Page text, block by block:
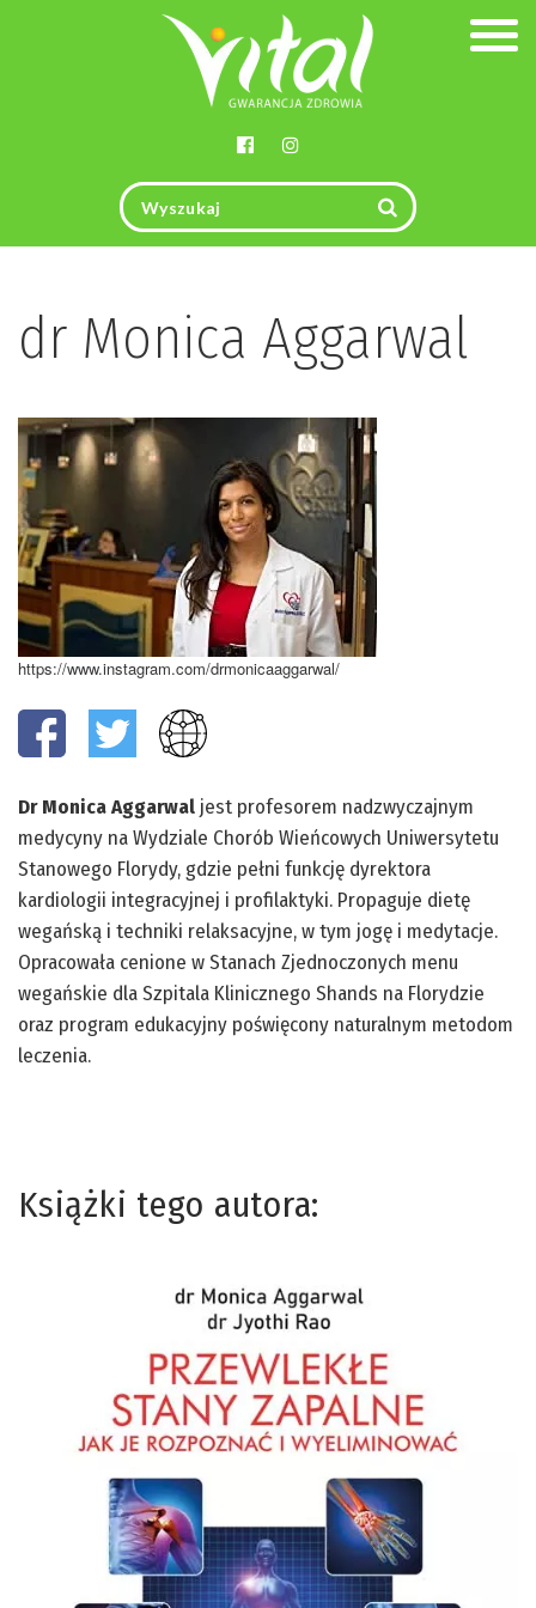
dr Monica Aggarwal
https://www.instagram.com/drmonicaaggarwal/
Dr Monica Aggarwal jest profesorem nadzwyczajnym
medycyny na Wydziale Chorób Wieńcowych Uniwersytetu
Stanowego Florydy, gdzie pełni funkcję dyrektora
kardiologii integracyjnej i profilaktyki. Propaguje dietę
wegańską i techniki relaksacyjne, w tym jogę i medytacje.
Opracowała cenione w Stanach Zjednoczonych menu
wegańskie dla Szpitala Klinicznego Shands na Florydzie
oraz program edukacyjny poświęcony naturalnym metodom
leczenia.
Książki tego autora: